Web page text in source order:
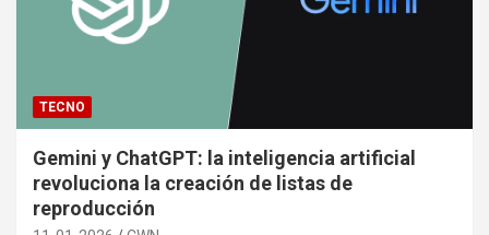
TECNO
Gemini y ChatGPT: la inteligencia artificial
revoluciona la creación de listas de
reproducción